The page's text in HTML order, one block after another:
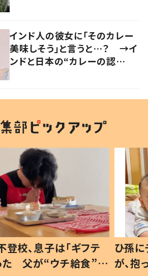
インド人の彼女に「そのカレー
美味しそう」と言うと…？ →イ
ンドと日本の“カレーの認
校、息子は「ギフテ
た 父が“ウチ給食”を
ひ孫
が、